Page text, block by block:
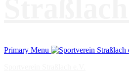
Primary Menu